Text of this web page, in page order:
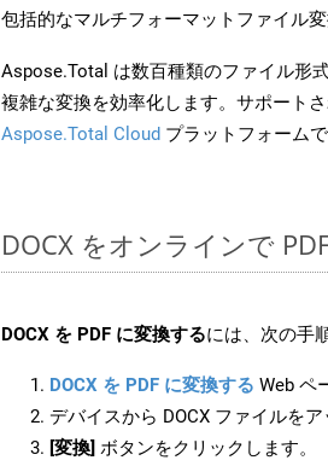
包括的なマルチフォーマットファイル変
Aspose.Total は数百種類のファイル形
複雑な変換を効率化します。サポート
Aspose.Total Cloud プラットフォーム
DOCX をオンラインで
DOCX を PDF に変換するには、次の手
DOCX を PDF に変換する Web ペ
デバイスから DOCX ファイルをア
[変換] ボタンをクリックします。